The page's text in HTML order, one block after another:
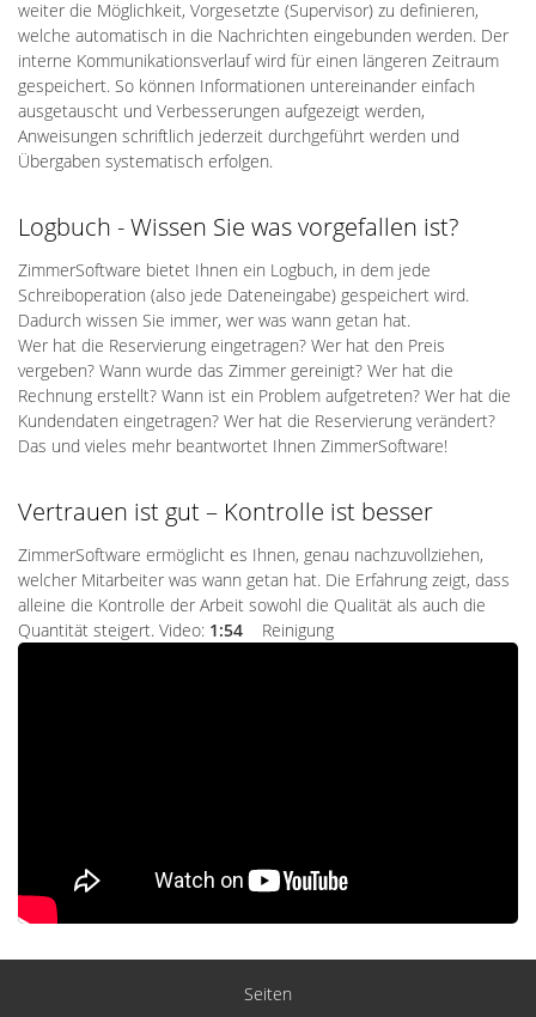
weiter die Möglichkeit, Vorgesetzte (Supervisor) zu definieren,
welche automatisch in die Nachrichten eingebunden werden. Der
interne Kommunikationsverlauf wird für einen längeren Zeitraum
gespeichert. So können Informationen untereinander einfach
ausgetauscht und Verbesserungen aufgezeigt werden,
Anweisungen schriftlich jederzeit durchgeführt werden und
Übergaben systematisch erfolgen.
Logbuch - Wissen Sie was vorgefallen ist?
ZimmerSoftware bietet Ihnen ein Logbuch, in dem jede
Schreiboperation (also jede Dateneingabe) gespeichert wird.
Dadurch wissen Sie immer, wer was wann getan hat.
Wer hat die Reservierung eingetragen? Wer hat den Preis
vergeben? Wann wurde das Zimmer gereinigt? Wer hat die
Rechnung erstellt? Wann ist ein Problem aufgetreten? Wer hat die
Kundendaten eingetragen? Wer hat die Reservierung verändert?
Das und vieles mehr beantwortet Ihnen ZimmerSoftware!
Vertrauen ist gut – Kontrolle ist besser
ZimmerSoftware ermöglicht es Ihnen, genau nachzuvollziehen,
welcher Mitarbeiter was wann getan hat. Die Erfahrung zeigt, dass
alleine die Kontrolle der Arbeit sowohl die Qualität als auch die
Quantität steigert. Video: 1:54 Reinigung
Seiten